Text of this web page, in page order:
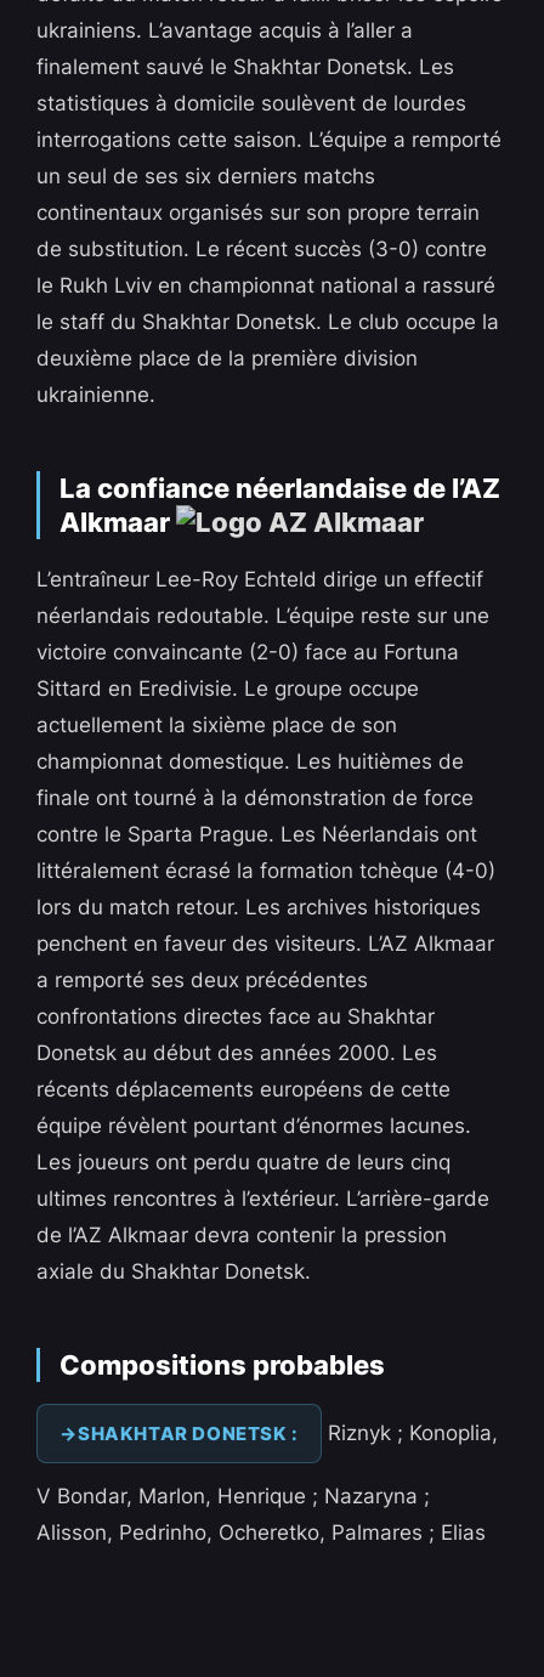
ukrainiens. L’avantage acquis à l’aller a
finalement sauvé le Shakhtar Donetsk. Les
statistiques à domicile soulèvent de lourdes
interrogations cette saison. L’équipe a remporté
un seul de ses six derniers matchs
continentaux organisés sur son propre terrain
de substitution. Le récent succès (3-0) contre
le Rukh Lviv en championnat national a rassuré
le staff du Shakhtar Donetsk. Le club occupe la
deuxième place de la première division
ukrainienne.
La confiance néerlandaise de l’AZ
Alkmaar
L’entraîneur Lee-Roy Echteld dirige un effectif
néerlandais redoutable. L’équipe reste sur une
victoire convaincante (2-0) face au Fortuna
Sittard en Eredivisie. Le groupe occupe
actuellement la sixième place de son
championnat domestique. Les huitièmes de
finale ont tourné à la démonstration de force
contre le Sparta Prague. Les Néerlandais ont
littéralement écrasé la formation tchèque (4-0)
lors du match retour. Les archives historiques
penchent en faveur des visiteurs. L’AZ Alkmaar
a remporté ses deux précédentes
confrontations directes face au Shakhtar
Donetsk au début des années 2000. Les
récents déplacements européens de cette
équipe révèlent pourtant d’énormes lacunes.
Les joueurs ont perdu quatre de leurs cinq
ultimes rencontres à l’extérieur. L’arrière-garde
de l’AZ Alkmaar devra contenir la pression
axiale du Shakhtar Donetsk.
Compositions probables
SHAKHTAR DONETSK : Riznyk ; Konoplia,
V Bondar, Marlon, Henrique ; Nazaryna ;
Alisson, Pedrinho, Ocheretko, Palmares ; Elias